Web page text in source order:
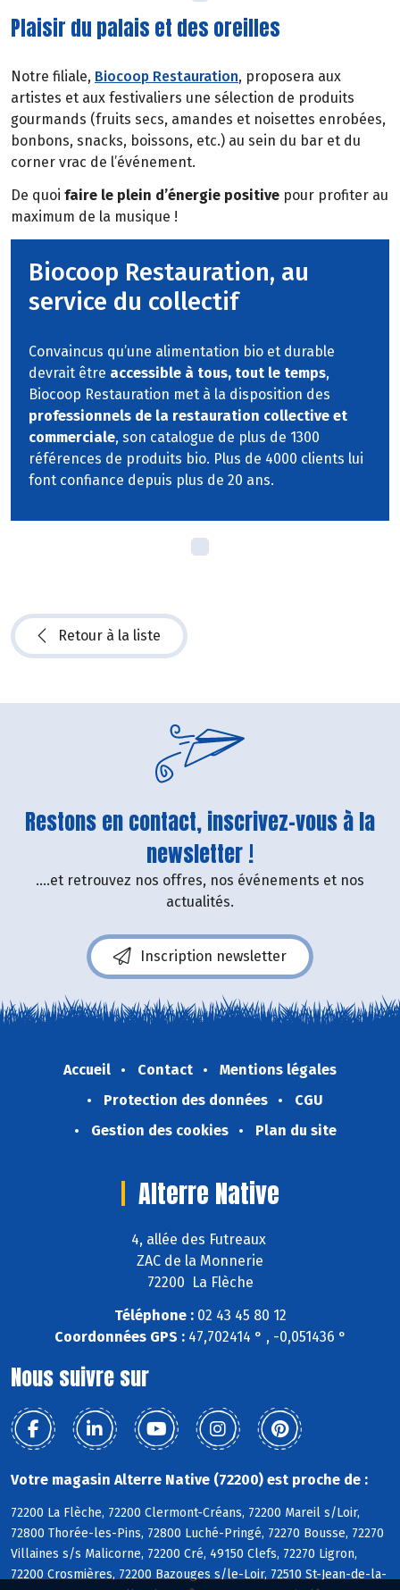
Plaisir du palais et des oreilles
Notre filiale, Biocoop Restauration, proposera aux
artistes et aux festivaliers une sélection de produits
gourmands (fruits secs, amandes et noisettes enrobées,
bonbons, snacks, boissons, etc.) au sein du bar et du
corner vrac de l’événement.
De quoi faire le plein d’énergie positive pour profiter au
maximum de la musique !
Biocoop Restauration, au
service du collectif
Convaincus qu’une alimentation bio et durable
devrait être accessible à tous, tout le temps,
Biocoop Restauration met à la disposition des
professionnels de la restauration collective et
commerciale, son catalogue de plus de 1300
références de produits bio. Plus de 4000 clients lui
font confiance depuis plus de 20 ans.
Retour à la liste
Restons en contact, inscrivez-vous à la
newsletter !
....et retrouvez nos offres, nos événements et nos
actualités.
Inscription newsletter
Accueil Contact
Mentions légales
Protection des données
CGU
Gestion des cookies
Plan du site
Alterre Native
4, allée des Futreaux
ZAC de la Monnerie
72200 La Flèche
Téléphone :02 43 45 80 12
Coordonnées GPS :47,702414 ° , -0,051436 °
Nous suivre sur
Votre magasin Alterre Native (72200) est proche de :
72200 La Flèche, 72200 Clermont-Créans, 72200 Mareil s/Loir,
72800 Thorée-les-Pins, 72800 Luché-Pringé, 72270 Bousse, 72270
Villaines s/s Malicorne, 72200 Cré, 49150 Clefs, 72270 Ligron,
72200 Crosmières, 72200 Bazouges s/le-Loir, 72510 St-Jean-de-la-